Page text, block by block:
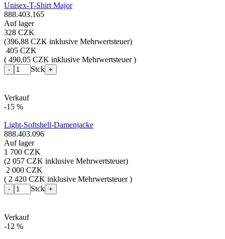
Unisex-T-Shirt Major
888.403.165
Auf lager
328 CZK
(396,88 CZK inklusive Mehrwertsteuer)
405 CZK
( 490,05 CZK inklusive Mehrwertsteuer )
- Stck +
Verkauf
-15 %
Light-Softshell-Damenjacke
888.403.096
Auf lager
1 700 CZK
(2 057 CZK inklusive Mehrwertsteuer)
2 000 CZK
( 2 420 CZK inklusive Mehrwertsteuer )
- Stck +
Verkauf
-12 %